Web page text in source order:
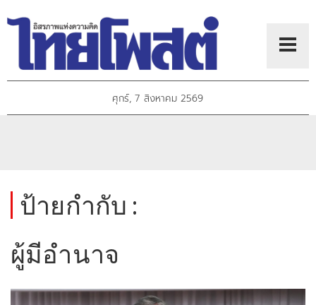
ศุกร์, 7 สิงหาคม 2569
ป้ายกำกับ :
ผู้มีอำนาจ